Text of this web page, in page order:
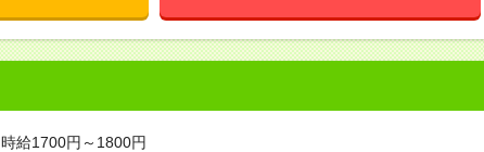
時給1700円～1800円